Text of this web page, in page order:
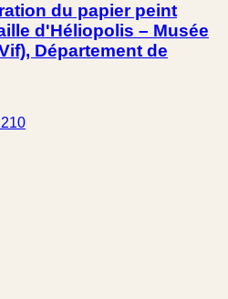
du papier peint
d'Héliopolis – Musée
Département de